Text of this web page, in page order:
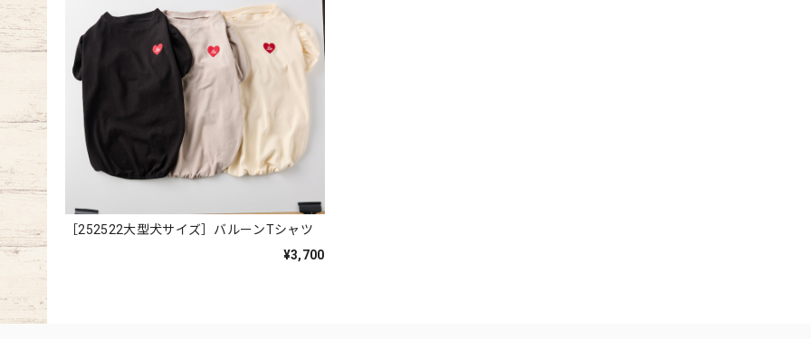
［252522大型犬サイズ］バルーンTシャツ
¥3,700